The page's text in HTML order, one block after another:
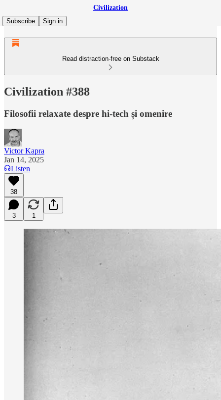
Civilization
Subscribe
Sign in
Read distraction-free on Substack
Civilization #388
Filosofii relaxate despre hi-tech și omenire
Victor Kapra
Jan 14, 2025
Listen
38
3 1